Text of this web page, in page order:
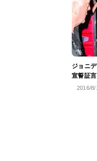
ジョニ
宣誓証
2016/8/